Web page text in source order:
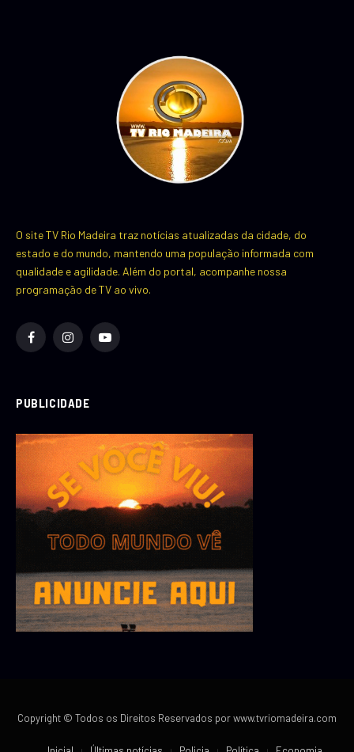
O site TV Rio Madeira traz notícias atualizadas da cidade, do
estado e do mundo, mantendo uma população informada com
qualidade e agilidade. Além do portal, acompanhe nossa
programação de TV ao vivo.
FacebookInstagramYouTube
PUBLICIDADE
Copyright © Todos os Direitos Reservados por www.tvriomadeira.com